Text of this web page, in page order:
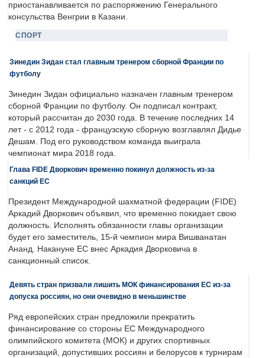
приостанавливается по распоряжению Генерального
консульства Венгрии в Казани.
СПОРТ
Зинедин Зидан стал главным тренером сборной Франции по
футболу
Зинедин Зидан официально назначен главным тренером
сборной Франции по футболу. Он подписал контракт,
который рассчитан до 2030 года. В течение последних 14
лет - с 2012 года - французскую сборную возглавлял Дидье
Дешам. Под его руководством команда выиграла
чемпионат мира 2018 года.
Глава FIDE Дворкович временно покинул должность из-за
санкций ЕС
Президент Международной шахматной федерации (FIDE)
Аркадий Дворкович объявил, что временно покидает свою
должность. Исполнять обязанности главы организации
будет его заместитель, 15-й чемпион мира Вишванатан
Ананд. Накануне ЕС внес Аркадия Дворковича в
санкционный список.
Девять стран призвали лишить МОК финансирования ЕС из-за
допуска россиян, но они очевидно в меньшинстве
Ряд европейских стран предложили прекратить
финансирование со стороны ЕС Международного
олимпийского комитета (МОК) и других спортивных
организаций, допустивших россиян и белорусов к турнирам